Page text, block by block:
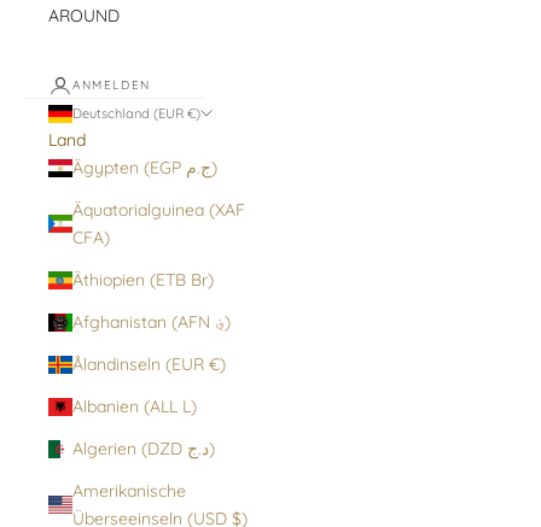
AROUND
ANMELDEN
Deutschland (EUR €)
Land
Ägypten (EGP ج.م)
Äquatorialguinea (XAF
CFA)
Äthiopien (ETB Br)
Afghanistan (AFN ؋)
Ålandinseln (EUR €)
Albanien (ALL L)
Algerien (DZD د.ج)
Amerikanische
Überseeinseln (USD $)